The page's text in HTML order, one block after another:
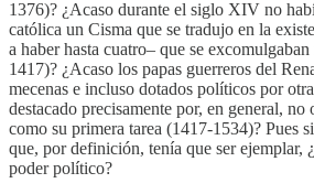
1376)? ¿Acaso durante el siglo XIV no
católica un Cisma que se tradujo en la
a haber hasta cuatro– que se
1417)? ¿Acaso los papas guerreros del
mecenas e incluso dotados políticos por
destacado precisamente por, en general, no
como su primera tarea (1417-1534)? Pues
que, por definición, tenía que ser ejemplar,
poder político?